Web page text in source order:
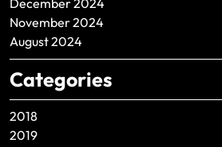
November 2024
August 2024
Categories
2018
2019